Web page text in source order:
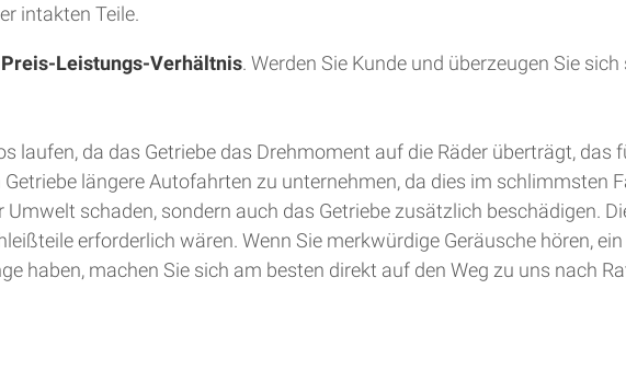
intakten Teile.
Leistungs-Verhältnis. Werden Sie Kunde und überzeugen Sie sich
laufen, da das Getriebe das Drehmoment auf die Räder überträgt, das
längere Autofahrten zu unternehmen, da dies im schlimmsten
schaden, sondern auch das Getriebe zusätzlich beschädigen.
erforderlich wären. Wenn Sie merkwürdige Geräusche hören,
haben, machen Sie sich am besten direkt auf den Weg zu uns nach